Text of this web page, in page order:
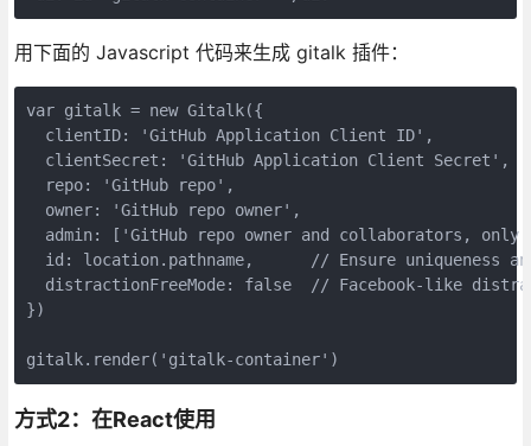
用下面的 Javascript 代码来生成 gitalk 插件：
var gitalk = new Gitalk({
  clientID: 'GitHub Application Client ID',
  clientSecret: 'GitHub Application Client Secret',
  repo: 'GitHub repo',
  owner: 'GitHub repo owner',
admin: ['GitHub repo owner and collaborators,
id: location.pathname,      // Ensure uniqueness
distractionFreeMode: false  // Facebook-like
})
gitalk.render('gitalk-container')
方式2：在React使用